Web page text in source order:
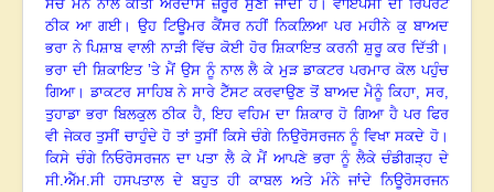
ਸੱਚੇ ਮਨ ਨਾਲ ਕੀਤੀ ਅਰਦਾਸ ਜ਼ਰੂਰ ਸੁਣੀ ਜਾਂਦੀ ਹੈ।ਵਾਇਪਸੀ ਦੀ ਰਿਪੋਰਟ
ਠੀਕ ਆ ਗਈ। ਉਹ ਟਿਊਮਰ ਕੈਂਸਰ ਨਹੀਂ ਨਿਕਲ਼ਿਆ ਪਰ ਮਹੀਨੇ ਕੁ ਬਾਅਦ
ਭਰਾ ਨੇ ਪਿਸ਼ਾਬ ਵਾਲੀ ਨਾੜੀ ਵਿੱਚ ਕੋਈ ਹੋਰ ਸ਼ਿਕਾਇਤ ਕਰਨੀ ਸ਼ੁਰੂ ਕਰ ਦਿੱਤੀ।
ਭਰਾ ਦੀ ਸ਼ਿਕਾਇਤ ’ਤੇ ਮੈਂ ਉਸ ਨੂੰ ਨਾਲ ਲੈ ਕੇ ਮੁੜ ਡਾਕਟਰ ਪਰਮਾਰ ਕੋਲ ਪਹੁੰਚ
ਗਿਆ। ਡਾਕਟਰ ਸਾਹਿਬ ਨੇ ਸਾਰੇ ਟੈੱਸਟ ਕਰਵਾਉਣ ਤੋਂ ਬਾਅਦ ਮੈਨੂੰ ਕਿਹਾ,ਸਰ,
ਤੁਹਾਡਾ ਭਰਾ ਬਿਲਕੁਲ ਠੀਕ ਹੈ,ਇਹ ਵਹਿਮ ਦਾ ਸ਼ਿਕਾਰ ਹੋ ਗਿਆ ਹੈ ਪਰ ਫਿਰ
ਵੀ ਜੇਕਰ ਤੁਸੀਂ ਚਾਹੁੰਦੇ ਹੋ ਤਾਂ ਤੁਸੀਂ ਕਿਸੇ ਚੰਗੇ ਨਿਉਰੋਸਰਜਨ ਨੂੰ ਵਿਖਾ ਸਕਦੇ ਹੋ ।
ਕਿਸੇ ਚੰਗੇ ਨਿਓਰੋਸਰਜਨ ਦਾ ਪਤਾ ਲੈ ਕੇ ਮੈਂ ਆਪਣੇ ਭਰਾ ਨੂੰ ਲੈਕੇ ਚੰਡੀਗੜ੍ਹ ਦੇ
ਸੀ.ਐੱਮ.ਸੀ ਹਸਪਤਾਲ ਦੇ ਬਹੁਤ ਹੀ ਕਾਬਲ ਅਤੇ ਮੰਨੇ ਜਾਂਦੇ ਨਿਊਰੋਸਰਜਨ